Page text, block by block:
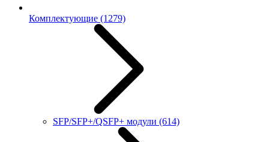
Комплектующие (1279)
SFP/SFP+/QSFP+ модули (614)